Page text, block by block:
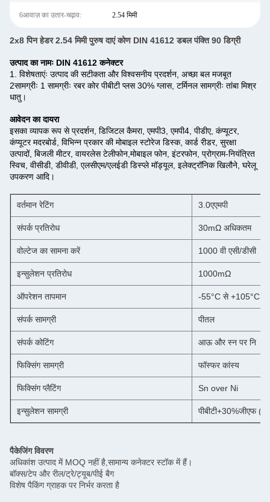
6आवाज़ का उतार-चढ़ाव: 2.54 मिमी
2x8 पिन हेडर 2.54 मिमी पुरुष दाएं कोण DIN 41612 डबल पंक्ति 90 डिग्री
उत्पाद का नामः DIN 41612 कनेक्टर
1. विशेषताएंः उत्पाद की सटीकता और विश्वसनीय प्रदर्शन, अच्छा बल मजबूत
2सामग्रीः 1 सामग्रीः रबर कोर पीबीटी प्लस 30% ग्लास, टर्मिनल सामग्रीः तांबा मिश्र
धातु।
आवेदन का दायरा
इसका व्यापक रूप से प्रदर्शन, डिजिटल कैमरा, एमपी3, एमपी4, पीडीए, कंप्यूटर,
कंप्यूटर मदरबोर्ड, विभिन्न प्रकार की मोबाइल स्टोरेज डिस्क, कार्ड रीडर, सुरक्षा
उत्पादों, बिजली मीटर, वायरलेस टेलीफोन,मोबाइल फोन, इंटरफोन, प्रोग्राम-नियंत्रित
स्विच, वीसीडी, डीवीडी, एलसीएम/एलईडी डिस्प्ले मॉड्यूल, इलेक्ट्रॉनिक खिलौने, घरेलू
उपकरण आदि।
वर्तमान रेटिंग 3.0एएमपी
संपर्क प्रतिरोध 30mΩ अधिकतम
वोल्टेज का सामना करें 1000 वी एसी/डीसी
इन्सुलेशन प्रतिरोध 1000mΩ
ऑपरेशन तापमान -55°C से +105°C
संपर्क सामग्री पीतल
संपर्क कोटिंग आऊ और स्न पर नि
फिक्सिंग सामग्री फॉस्फर कांस्य
फिक्सिंग प्लैटिंग Sn over Ni
इन्सुलेशन सामग्री पीबीटी+30%जीएफ
पैकेजिंग विवरण
अधिकांश उत्पाद में MOQ नहीं है,सामान्य कनेक्टर स्टॉक में हैं।
बॉक्स/टेप और रील/ट्रे/ट्यूब/पीई बैग
विशेष पैकिंग ग्राहक पर निर्भर करता है